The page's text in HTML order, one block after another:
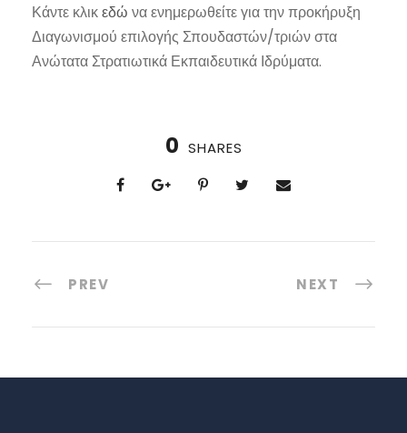
Κάντε κλικεδώ να ενημερωθείτε για την προκήρυξη
Διαγωνισμού επιλογής Σπουδαστών/τριών στα
Ανώτατα Στρατιωτικά Εκπαιδευτικά Ιδρύματα.
0 SHARES
PREV NEXT